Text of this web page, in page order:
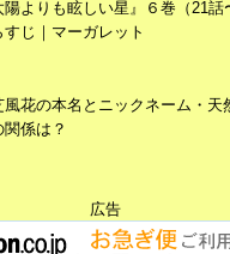
陽よりも眩しい星』６巻（21
すじ｜マーガレット
風花の本名とニックネーム・天
関係は？
広告